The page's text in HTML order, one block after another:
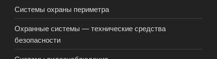
Системы охраны периметра
Охранные системы — технические средства
безопасности